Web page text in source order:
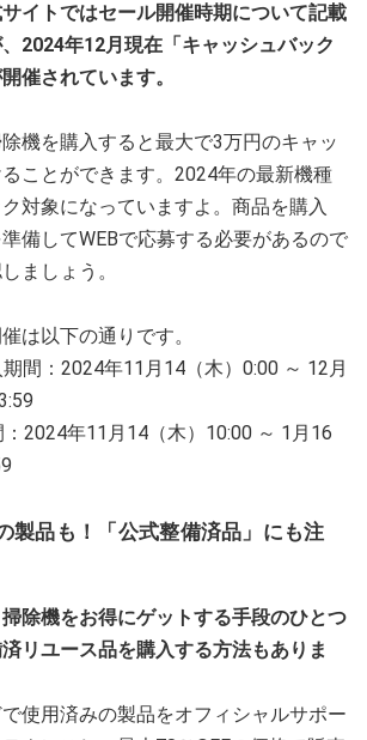
イトではセール開催時期について記載
2024年12月現在「キャッシュバック
催されています。
機を購入すると最大で3万円のキャッ
ことができます。2024年の最新機種
対象になっていますよ。商品を購入
備してWEBで応募する必要があるので
ましょう。
は以下の通りです。
間：2024年11月14（木）0:00 ～ 12月
：2024年11月14（木）10:00 ～ 1月16
製品も！「公式整備済品」にも注
除機をお得にゲットする手段のひとつ
リユース品を購入する方法もありま
使用済みの製品をオフィシャルサポー